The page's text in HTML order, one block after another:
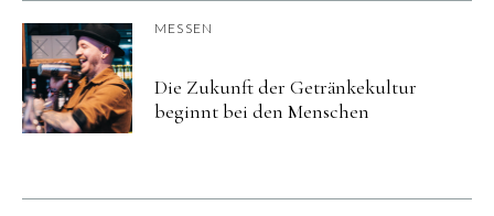
MESSEN
Die Zukunft der Getränkekultur
beginnt bei den Menschen